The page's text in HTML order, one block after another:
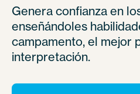
Genera confianza en
enseñándoles
campamento, el mejor
interpretación.